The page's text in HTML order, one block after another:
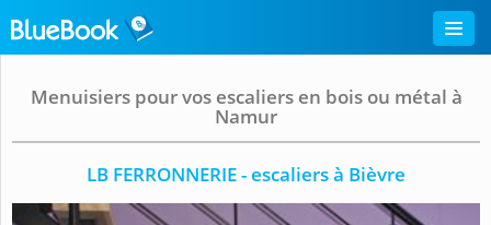
Menuisiers pour vos escaliers en bois ou métal à
Namur
LB FERRONNERIE - escaliers à Bièvre